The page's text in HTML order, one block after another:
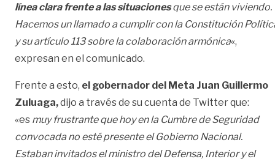
línea clara frente a las situacionesque se están viviendo.
Hacemos un llamado a cumplir con la Constitución
y su artículo 113 sobre la colaboración armónica«,
expresan en el comunicado.
Frente a esto, el gobernador del Meta Juan Guillermo
Zuluaga,dijo a través de su cuenta de Twitter que:
«es muy frustrante que hoy en la Cumbre de Seguridad
convocadano esté presente el Gobierno Nacional.
Estaban invitados el ministro del Defensa, Interior y el